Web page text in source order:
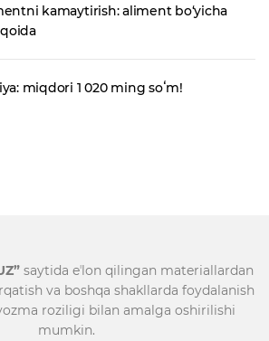
kamaytirish: aliment bo‘yicha
miqdori 1 020 ming soʻm!
saytida eʼlon qilingan materiallardan
va boshqa shakllarda foydalanish
roziligi bilan amalga oshirilishi
mumkin.